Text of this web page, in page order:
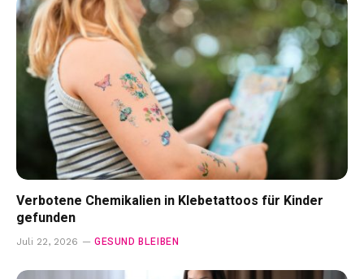
Verbotene Chemikalien in Klebetattoos für Kinder
gefunden
Juli 22, 2026 GESUND BLEIBEN